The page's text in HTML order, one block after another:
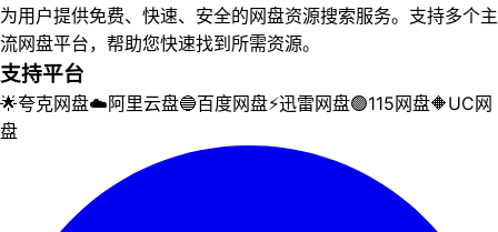
为用户提供免费、快速、安全的网盘资源搜索服务。支持多个主
流网盘平台，帮助您快速找到所需资源。
支持平台
🌟夸克网盘☁️阿里云盘🔵百度网盘⚡迅雷网盘🟢115网盘🔶UC网
盘